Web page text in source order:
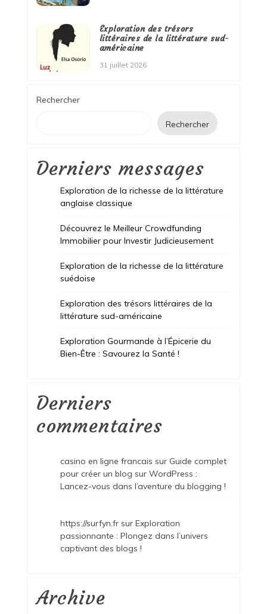
Exploration des trésors
littéraires de la littérature sud-
américaine
31 juillet 2026
Rechercher
Rechercher
Derniers messages
Exploration de la richesse de la littérature
anglaise classique
Découvrez le Meilleur Crowdfunding
Immobilier pour Investir Judicieusement
Exploration de la richesse de la littérature
suédoise
Exploration des trésors littéraires de la
littérature sud-américaine
Exploration Gourmande à l’Épicerie du
Bien-Être : Savourez la Santé !
Derniers
commentaires
casino en ligne francais sur Guide complet
pour créer un blog sur WordPress :
Lancez-vous dans l’aventure du blogging !
https://surfyn.frsur Exploration
passionnante : Plongez dans l’univers
captivant des blogs !
Archive